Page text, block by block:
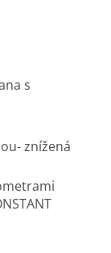
s
znížená